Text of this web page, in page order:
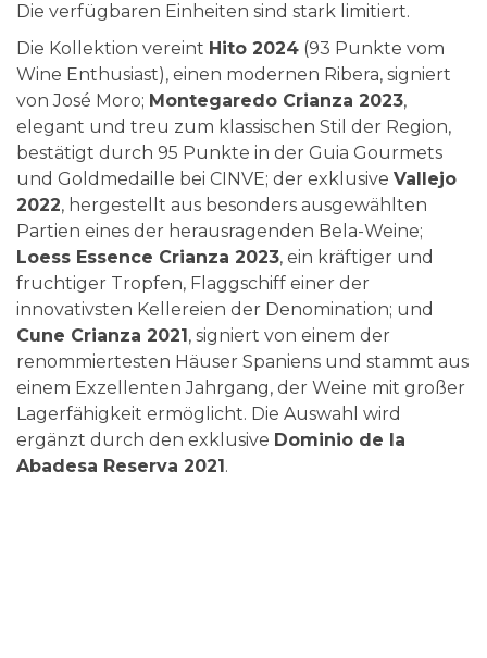
Die verfügbaren Einheiten sind stark limitiert.
Die Kollektion vereint Hito 2024 (93 Punkte vom
Wine Enthusiast), einen modernen Ribera, signiert
von José Moro; Montegaredo Crianza 2023,
elegant und treu zum klassischen Stil der Region,
bestätigt durch 95 Punkte in der Guia Gourmets
und Goldmedaille bei CINVE; der exklusive Vallejo
2022, hergestellt aus besonders ausgewählten
Partien eines der herausragenden Bela-Weine;
Loess Essence Crianza 2023, ein kräftiger und
fruchtiger Tropfen, Flaggschiff einer der
innovativsten Kellereien der Denomination; und
Cune Crianza 2021 , signiert von einem der
renommiertesten Häuser Spaniens und stammt aus
einem Exzellenten Jahrgang, der Weine mit großer
Lagerfähigkeit ermöglicht. Die Auswahl wird
ergänzt durch den exklusive Dominio de la
Abadesa Reserva 2021 .